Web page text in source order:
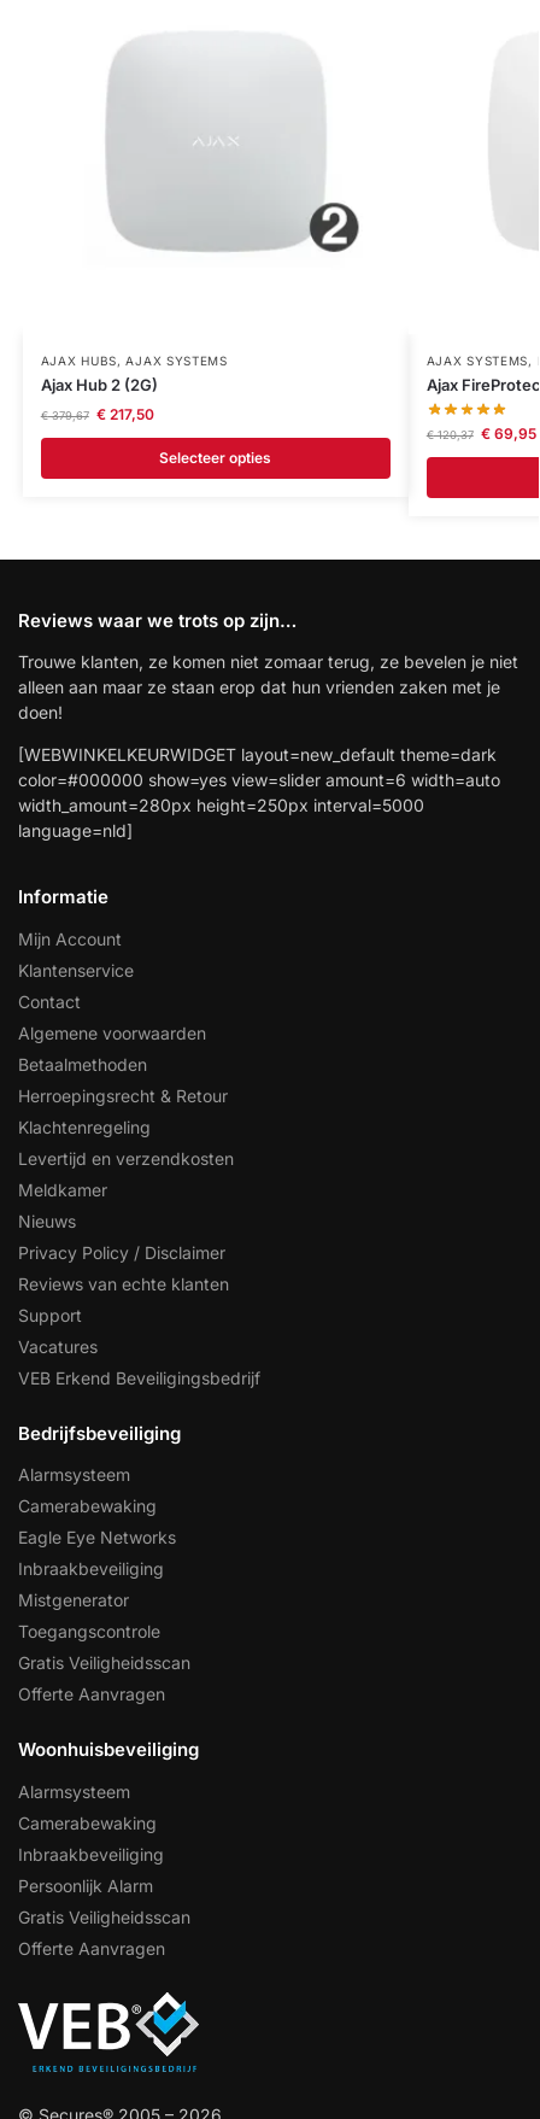
AJAX HUBS,AJAX SYSTEMS
Ajax Hub 2 (2G)
€379,67 €217,50
Selecteer opties
AJAX SYSTEMS,
Ajax
€120,37 €69,95
Reviews waar we trots op zijn…
Trouwe klanten, ze komen niet zomaar terug, ze bevelen je niet
alleen aan maar ze staan erop dat hun vrienden zaken met je
doen!
[WEBWINKELKEURWIDGET layout=new_default theme=dark
color=#000000 show=yes view=slider amount=6 width=auto
width_amount=280px height=250px interval=5000
language=nld]
Informatie
Mijn Account
Klantenservice
Contact
Algemene voorwaarden
Betaalmethoden
Herroepingsrecht & Retour
Klachtenregeling
Levertijd en verzendkosten
Meldkamer
Nieuws
Privacy Policy / Disclaimer
Reviews van echte klanten
Support
Vacatures
VEB Erkend Beveiligingsbedrijf
Bedrijfsbeveiliging
Alarmsysteem
Camerabewaking
Eagle Eye Networks
Inbraakbeveiliging
Mistgenerator
Toegangscontrole
Gratis Veiligheidsscan
Offerte Aanvragen
Woonhuisbeveiliging
Alarmsysteem
Camerabewaking
Inbraakbeveiliging
Persoonlijk Alarm
Gratis Veiligheidsscan
Offerte Aanvragen
© Secures® 2005 – 2026